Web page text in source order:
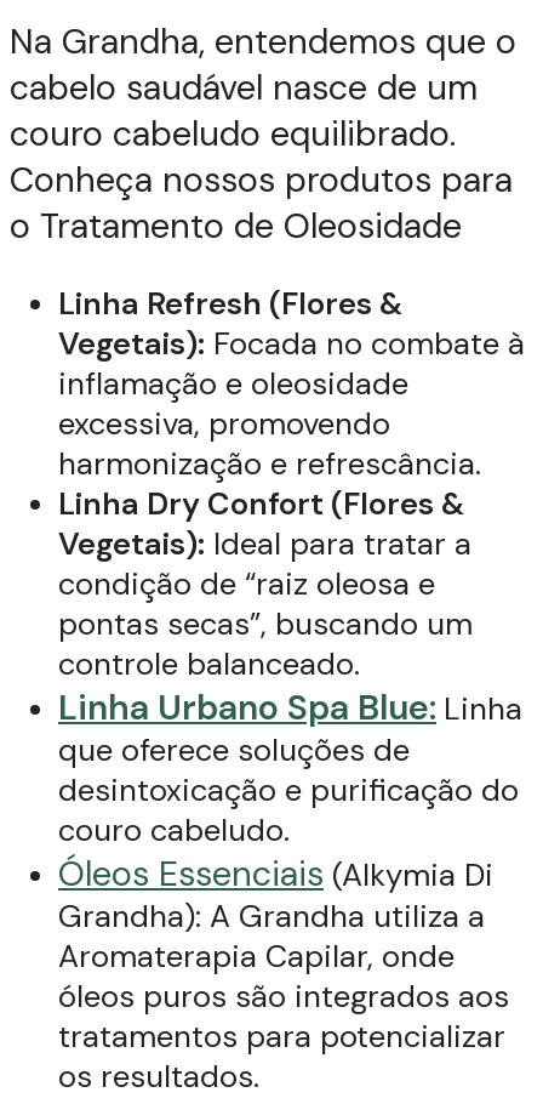
Na Grandha, entendemos que o
cabelo saudável nasce de um
couro cabeludo equilibrado.
Conheça nossos produtos para
o Tratamento de Oleosidade
Linha Refresh (Flores &
Vegetais): Focada no combate à
inflamação e oleosidade
excessiva, promovendo
harmonização e refrescância.
Linha Dry Confort (Flores &
Vegetais): Ideal para tratar a
condição de “raiz oleosa e
pontas secas”, buscando um
controle balanceado.
Linha Urbano Spa Blue: Linha
que oferece soluções de
desintoxicação e purificação do
couro cabeludo.
Óleos Essenciais (Alkymia Di
Grandha): A Grandha utiliza a
Aromaterapia Capilar, onde
óleos puros são integrados aos
tratamentos para potencializar
os resultados.